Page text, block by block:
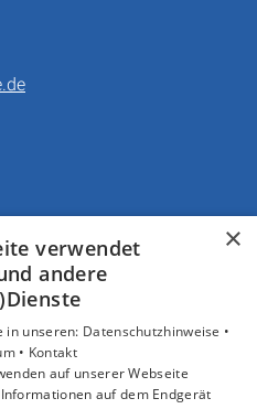
×
verwendet
andere
in unseren: Datenschutzhinweise •
• Kontakt
auf unserer Webseite
auf dem Endgerät